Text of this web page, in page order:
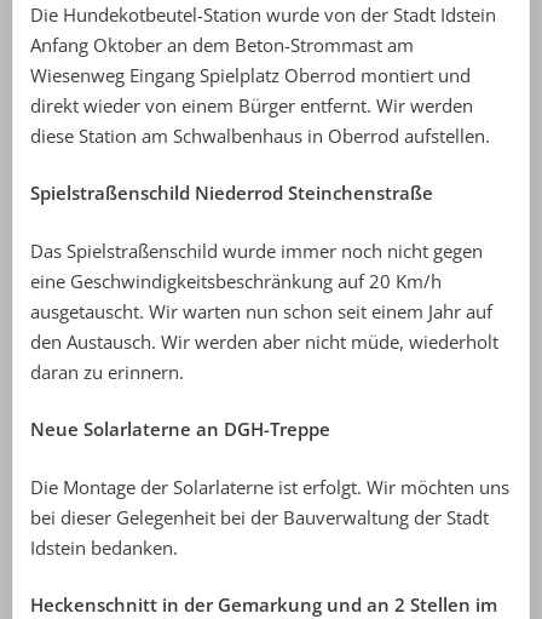
Die Hundekotbeutel-Station wurde von der Stadt Idstein
Anfang Oktober an dem Beton-Strommast am
Wiesenweg Eingang Spielplatz Oberrod montiert und
direkt wieder von einem Bürger entfernt. Wir werden
diese Station am Schwalbenhaus in Oberrod aufstellen.
Spielstraßenschild Niederrod Steinchenstraße
Das Spielstraßenschild wurde immer noch nicht gegen
eine Geschwindigkeitsbeschränkung auf 20 Km/h
ausgetauscht. Wir warten nun schon seit einem Jahr auf
den Austausch. Wir werden aber nicht müde, wiederholt
daran zu erinnern.
Neue Solarlaterne an DGH-Treppe
Die Montage der Solarlaterne ist erfolgt. Wir möchten uns
bei dieser Gelegenheit bei der Bauverwaltung der Stadt
Idstein bedanken.
Heckenschnitt in der Gemarkung und an 2 Stellen im